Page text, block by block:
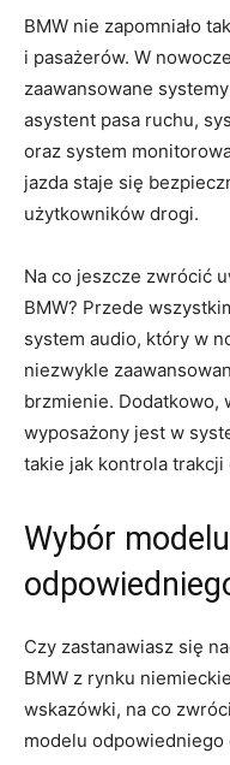
BMW nie​ zapomniało⁢
i pasażerów.‍ W​
zaawansowane
asystent pasa ruchu,
oraz system
jazda ⁣staje ⁢się
⁢użytkowników drogi.
Na‍ co jeszcze⁢ zwrócić
BMW? Przede
system audio, który w
niezwykle
brzmienie. Dodatkowo,
wyposażony jest w
takie jak kontrola trakcji
Wybór
Czy zastanawiasz się
BMW⁤ z rynku
wskazówki, na co
modelu odpowiedniego